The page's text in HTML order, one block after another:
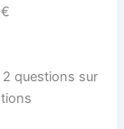
questions sur